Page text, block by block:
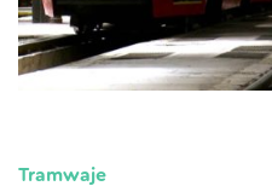
Tramwaje